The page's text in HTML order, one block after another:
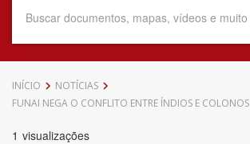
Data do Documento
INÍCIO
NOTÍCIAS
FUNAI NEGA O CONFLITO ENTRE ÍNDIOS E COLONOS
1 visualizações